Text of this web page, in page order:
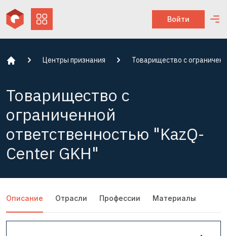
Войти
Центры признания Товарищество с
Товарищество с
ограниченной
ответственностью "KazQ-
Center GKH"
Описание Отрасли Профессии Материалы